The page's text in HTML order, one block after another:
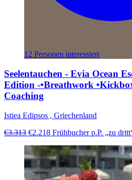
12 Personen interessiert
Seelentauchen - Evia Ocean
Edition -•Breathwork
Coaching
Istiea Edipsos , Griechenland
€3.313 €2.218 Frühbucher p.P. „zu